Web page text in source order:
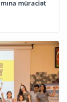
müraciət